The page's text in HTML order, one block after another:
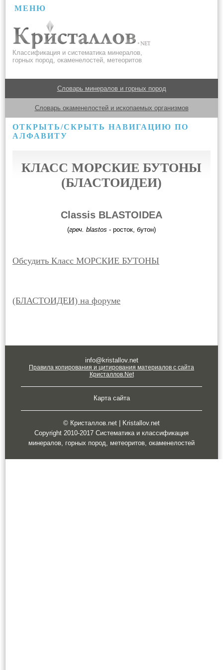
МЕНЮ
Классификация и систематика минералов,
горных пород, окаменелостей, метеоритов
Словарь минералов и горных пород
Словарь окаменелостей и ископаемых организмов
ОТКРЫТЬ/СКРЫТЬ НАВИГАЦИЮ ПО
АЛФАВИТУ
КЛАСС МОРСКИЕ БУТОНЫ
(БЛАСТОИДЕИ)
Classis BLASTOIDEA
(греч. blastos - росток, бутон)
Обсудить Класс МОРСКИЕ БУТОНЫ
(БЛАСТОИДЕИ) на форуме
info@kristallov.net
Правила копирования и цитирования материалов с сайта
Кристаллов.Net
Карта сайта
© Кристаллов.net | Kristallov.net
Copyright 2010-2017 Систематика и классификация
минералов, горных пород, метеоритов, окаменелостей